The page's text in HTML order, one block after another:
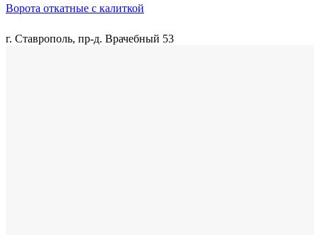
Ворота откатные с калиткой
г. Ставрополь, пр-д. Врачебный 53